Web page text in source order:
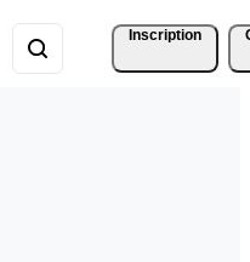
Inscription